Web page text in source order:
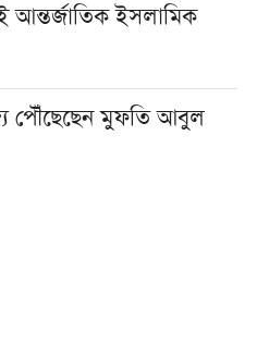
আন্তর্জাতিক ইসলামিক
পৌঁছেছেন মুফতি আবুল